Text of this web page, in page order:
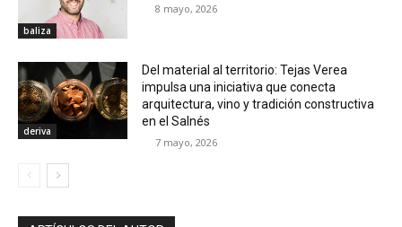
baliza
8 mayo, 2026
deriva
Del material al territorio: Tejas Verea
impulsa una iniciativa que conecta
arquitectura, vino y tradición constructiva
en el Salnés
7 mayo, 2026